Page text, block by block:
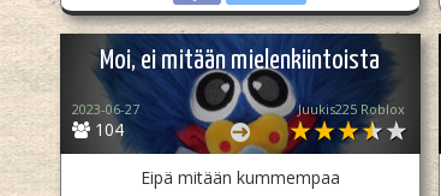
Moi, ei mitään mielenkiintoista
104
2023-06-27 Juukis225 Roblox
Eipä mitään kummempaa